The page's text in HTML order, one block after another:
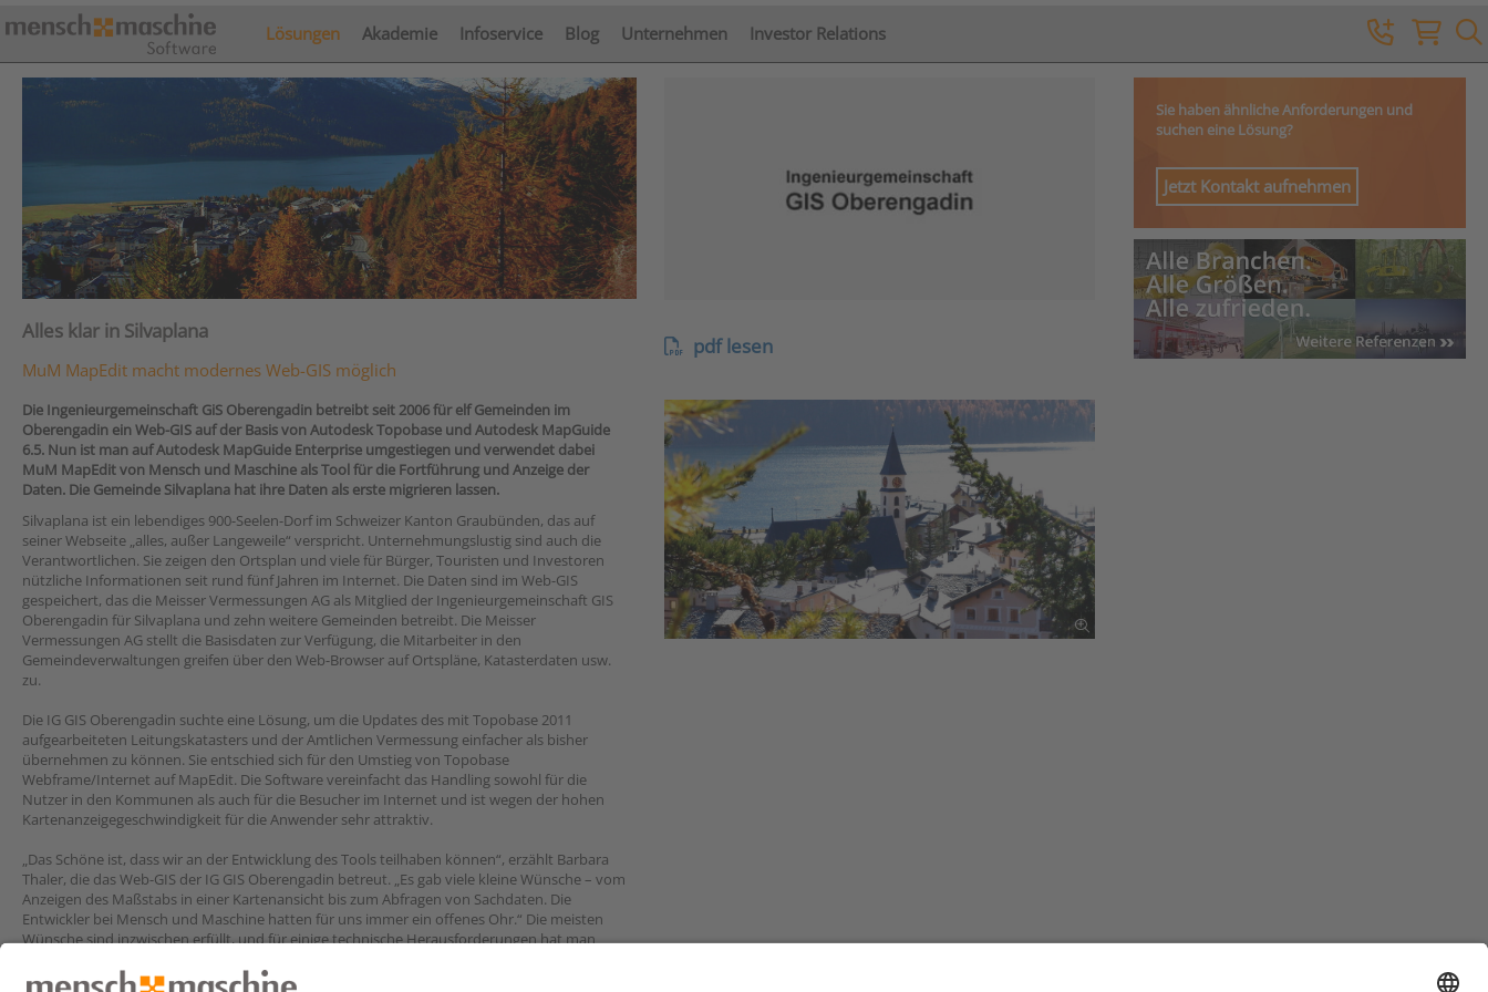
Lösungen Akademie Infoservice Blog Unternehmen Investor Relations
Alles klar in Silvaplana
MuM MapEdit macht modernes Web-GIS möglich
pdf lesen
Die Ingenieurgemeinschaft GiS Oberengadin betreibt seit 2006 für elf Gemeinden im
Oberengadin ein Web-GIS auf der Basis von Autodesk Topobase und Autodesk MapGuide
6.5. Nun ist man auf Autodesk MapGuide Enterprise umgestiegen und verwendet dabei
MuM MapEdit von Mensch und Maschine als Tool für die Fortführung und Anzeige der
Daten. Die Gemeinde Silvaplana hat ihre Daten als erste migrieren lassen.
Silvaplana ist ein lebendiges 900-Seelen-Dorf im Schweizer Kanton Graubünden, das auf
seiner Webseite „alles, außer Langeweile“ verspricht. Unternehmungslustig sind auch die
Verantwortlichen. Sie zeigen den Ortsplan und viele für Bürger, Touristen und Investoren
nützliche Informationen seit rund fünf Jahren im Internet. Die Daten sind im Web-GIS
gespeichert, das die Meisser Vermessungen AG als Mitglied der Ingenieurgemeinschaft GIS
Oberengadin für Silvaplana und zehn weitere Gemeinden betreibt. Die Meisser
Vermessungen AG stellt die Basisdaten zur Verfügung, die Mitarbeiter in den
Gemeindeverwaltungen greifen über den Web-Browser auf Ortspläne, Katasterdaten usw.
zu.
Die IG GIS Oberengadin suchte eine Lösung, um die Updates des mit Topobase 2011
aufgearbeiteten Leitungskatasters und der Amtlichen Vermessung einfacher als bisher
übernehmen zu können. Sie entschied sich für den Umstieg von Topobase
Webframe/Internet auf MapEdit. Die Software vereinfacht das Handling sowohl für die
Nutzer in den Kommunen als auch für die Besucher im Internet und ist wegen der hohen
Kartenanzeigegeschwindigkeit für die Anwender sehr attraktiv.
„Das Schöne ist, dass wir an der Entwicklung des Tools teilhaben können“, erzählt Barbara
Thaler, die das Web-GIS der IG GIS Oberengadin betreut. „Es gab viele kleine Wünsche – vom
Anzeigen des Maßstabs in einer Kartenansicht bis zum Abfragen von Sachdaten. Die
Entwickler bei Mensch und Maschine hatten für uns immer ein offenes Ohr.“ Die meisten
Wünsche sind inzwischen erfüllt, und für einige technische Herausforderungen hat man
Sie haben ähnliche Anforderungen und
suchen eine Lösung?
Jetzt Kontakt aufnehmen